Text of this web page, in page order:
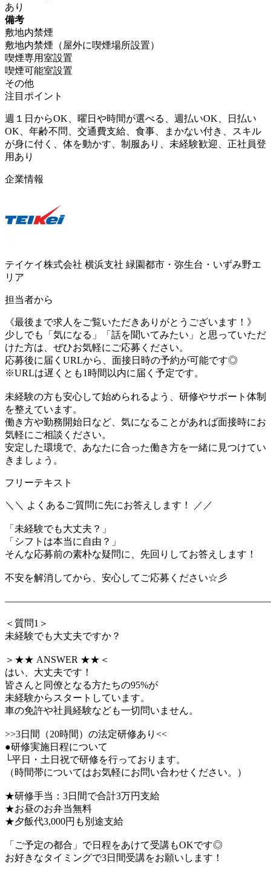
あり
備考
敷地内禁煙
敷地内禁煙（屋外に喫煙場所設置）
喫煙専用室設置
喫煙可能室設置
その他
注目ポイント
週１日からOK、曜日や時間が選べる、週払いOK、日払い
OK、年齢不問、交通費支給、食事、まかない付き、スキル
が身に付く、体を動かす、制服あり、未経験歓迎、正社員登
用あり
企業情報
テイケイ株式会社 横浜支社 緑園都市・弥生台・いずみ野エ
リア
担当者から
《最後まで求人をご覧いただきありがとうございます！》
少しでも「気になる」「話を聞いてみたい」と思っていただ
けた方は、ぜひお気軽にご応募ください。
応募後に届くURLから、面接日時の予約が可能です◎
※URLは遅くとも1時間以内に届く予定です。
未経験の方も安心して始められるよう、研修やサポート体制
を整えています。
働き方や勤務開始日など、気になることがあれば面接時にお
気軽にご相談ください。
安定した環境で、あなたに合った働き方を一緒に見つけてい
きましょう。
フリーテキスト
＼＼ よくあるご質問に先にお答えします！ ／／
「未経験でも大丈夫？」
「シフトは本当に自由？」
そんな応募前の素朴な疑問に、先回りしてお答えします！
不安を解消してから、安心してご応募ください☆彡
＜質問1＞
未経験でも大丈夫ですか？
＞★★ ANSWER ★★＜
はい、大丈夫です！
皆さんと同僚となる方たちの95%が
未経験からスタートしています。
車の免許や社員経験なども一切問いません。
>>3日間（20時間）の法定研修あり<<
●研修実施日程について
└平日・土日祝で研修を行っております。
（時間帯についてはお気軽にお問い合わせください。）
★研修手当：3日間で合計3万円支給
★お昼のお弁当無料
★夕飯代3,000円も別途支給
「ご予定の都合」で日程をあけて受講もOKです◎
お好きなタイミングで3日間受講をお願いします！